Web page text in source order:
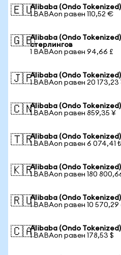
🇪🇺Alibaba (Ondo
1 BABAon равен 110,52 €
🇬🇧Alibaba (Ondo
стерлингов
1 BABAon равен 94,66 £
🇯🇵Alibaba (Ondo
1 BABAon равен 20 173,23
🇨🇳Alibaba (Ondo
1 BABAon равен 859,35 ¥
🇹🇷Alibaba (Ondo
1 BABAon равен 6 074,41 ₺
🇰🇷Alibaba (Ondo
1 BABAon равен 180
🇷🇺Alibaba (Ondo
1 BABAon равен 10 570,29
🇨🇦Alibaba (Ondo
1 BABAon равен 178,53 $